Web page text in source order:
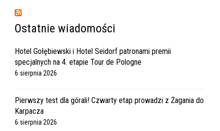
Ostatnie wiadomości
Hotel Gołębiewski i Hotel Seidorf patronami premii
specjalnych na 4. etapie Tour de Pologne
6 sierpnia 2026
Pierwszy test dla górali! Czwarty etap prowadzi z Żagania do
Karpacza
6 sierpnia 2026